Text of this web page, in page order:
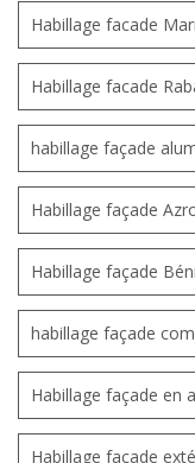
Habillage facade
Habillage facade
habillage façade
Habillage façade
Habillage façade
habillage façade
Habillage façade en
Habillage façade